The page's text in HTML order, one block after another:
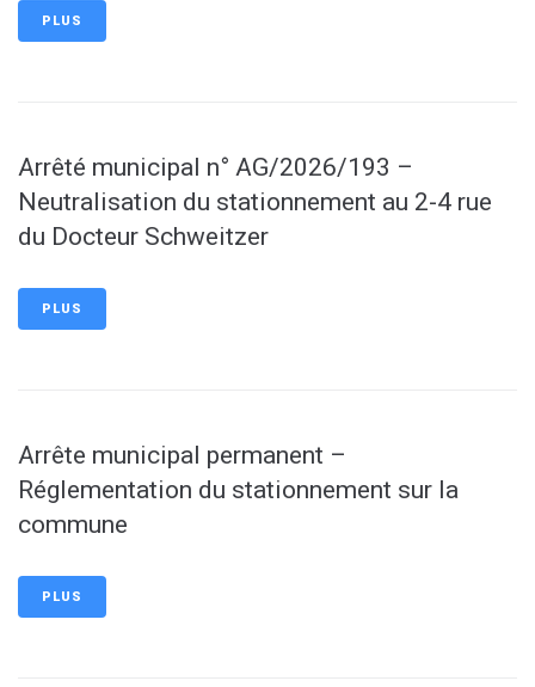
PLUS
Arrêté municipal n° AG/2026/193 –
Neutralisation du stationnement au 2-4 rue
du Docteur Schweitzer
PLUS
Arrête municipal permanent –
Réglementation du stationnement sur la
commune
PLUS